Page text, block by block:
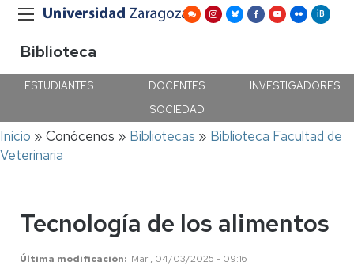
Biblioteca
ESTUDIANTES DOCENTES
INVESTIGADORES
SOCIEDAD
Ruta
de
Inicio Conócenos Bibliotecas
Biblioteca Facultad de
Veterinaria
Tecnología de los alimentos
Última modificación Mar , 04/03/2025 - 09:16